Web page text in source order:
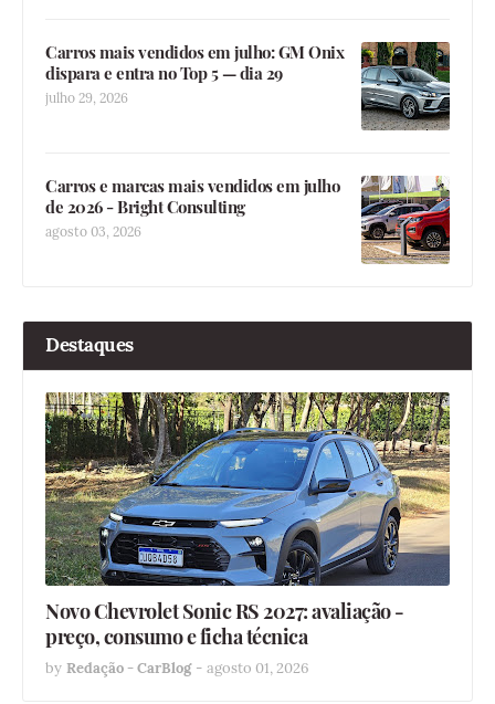
Carros mais vendidos em julho: GM Onix
dispara e entra no Top 5 — dia 29
julho 29, 2026
Carros e marcas mais vendidos em julho
de 2026 - Bright Consulting
agosto 03, 2026
Destaques
Novo Chevrolet Sonic RS 2027: avaliação -
preço, consumo e ficha técnica
by Redação - CarBlog - agosto 01, 2026